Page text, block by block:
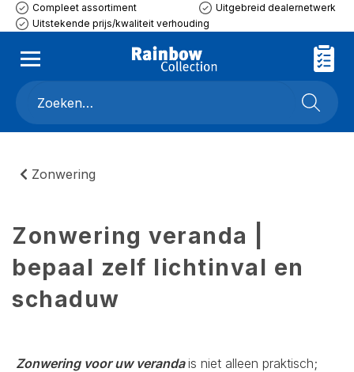
Compleet assortiment
Uitgebreid dealernetwerk
Uitstekende prijs/kwaliteit verhouding
Zonwering
Zonwering veranda |
bepaal zelf lichtinval en
schaduw
Zonwering voor uw verandais niet alleen praktisch;